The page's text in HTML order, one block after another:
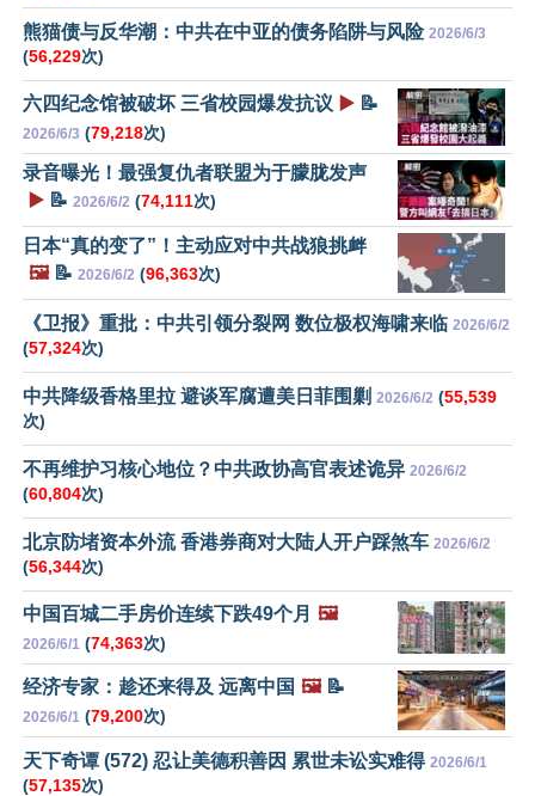
熊猫债与反华潮：中共在中亚的债务陷阱与风险 2026/6/3
(56,229次)
六四纪念馆被破坏 三省校园爆发抗议 ▶️ 📝
2026/6/3 (79,218次)
录音曝光！最强复仇者联盟为于朦胧发声
▶️ 📝 2026/6/2 (74,111次)
日本“真的变了”！主动应对中共战狼挑衅
🖼️📝 2026/6/2 (96,363次)
《卫报》重批：中共引领分裂网 数位极权海啸来临 2026/6/2
(57,324次)
中共降级香格里拉 避谈军腐遭美日菲围剿 2026/6/2 (55,539
次)
不再维护习核心地位？中共政协高官表述诡异 2026/6/2
(60,804次)
北京防堵资本外流 香港券商对大陆人开户踩煞车 2026/6/2
(56,344次)
中国百城二手房价连续下跌49个月 🖼️
2026/6/1 (74,363次)
经济专家：趁还来得及 远离中国 🖼️📝
2026/6/1 (79,200次)
天下奇谭 (572) 忍让美德积善因 累世未讼实难得 2026/6/1
(57,135次)